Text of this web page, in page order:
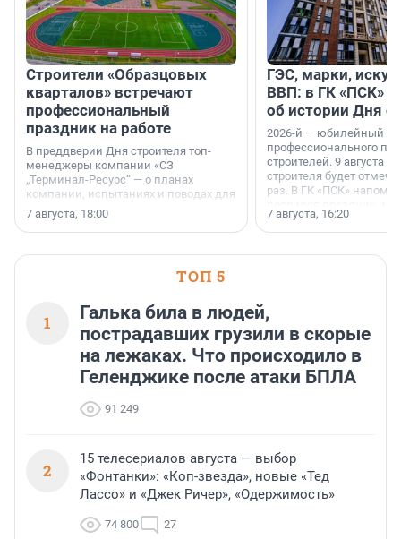
Строители «Образцовых
кварталов» встречают
профессиональный
праздник на работе
В преддверии Дня строителя топ-
менеджеры компании «СЗ
„Терминал-Ресурс“ — о планах
компании, испытаниях и поводах для
осторожного оптимизма.
7 августа, 18:00
ГЭС, марки,
ВВП: в ГК «ПСК»
об истории Дня
2026-й — юбилейный
профессионального
строителей. 9 августа
строителя будет
раз. В ГК «ПСК»
поменялась роль
7 августа, 16:20
ТОП 5
1
Галька била в людей,
пострадавших грузили в скорые
на лежаках. Что происходило в
Геленджике после атаки БПЛА
91 249
2
15 телесериалов августа — выбор
«Фонтанки»: «Коп-звезда», новые «Тед
Лассо» и «Джек Ричер», «Одержимость»
74 800 27